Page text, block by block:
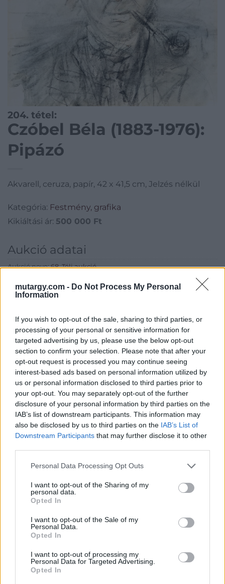
mutargy.com - Do Not Process My Personal
Information
If you wish to opt-out of the sale, sharing to third parties, or
processing of your personal or sensitive information for
targeted advertising by us, please use the below opt-out
section to confirm your selection. Please note that after your
opt-out request is processed you may continue seeing
interest-based ads based on personal information utilized by
us or personal information disclosed to third parties prior to
your opt-out. You may separately opt-out of the further
disclosure of your personal information by third parties on the
IAB’s list of downstream participants. This information may
also be disclosed by us to third parties on the IAB’s List of
Downstream Participants that may further disclose it to other
Personal Data Processing Opt Outs
I want to opt-out of the Sharing of my
personal data.
Opted In
I want to opt-out of the Sale of my
Personal Data.
Opted In
I want to opt-out of processing my
Personal Data for Targeted Advertising.
Opted In
204. tétel:
Czóbel Béla (1883-1976):
Pipázó
Akvarell, ceruza, papír, 42 x 41,5 cm, Jelzés nélkül
Kategória: Festmény, grafika
Kikiáltási ár: 500 000 Ft
Aukció adatai
Aukció neve:68. Téli aukció
Aukció dátuma: 2021.12.19
Aukció ideje: 18:00
Tételszám: 204
Eladó adatai
Virág Judit Galéria
Cím: Nemes Zsófia
Mű-Terem Galéria Kft.
1055 Budapest, Falk Miksa u. 30
Telefon: 36-1-312-2071, 269-4681 269-4681
festészet és szecessziós Zsolnay kerámiák adás-vétele és
GALÉRIA TOVÁBBI MŰTÁRGYAI